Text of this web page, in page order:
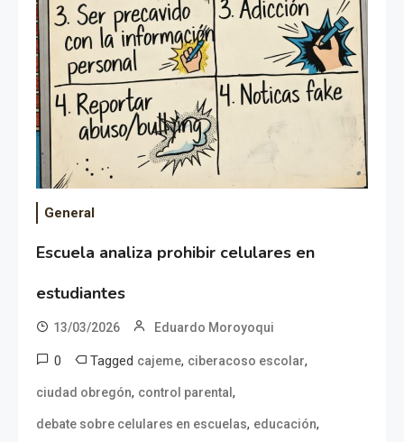
General
Escuela analiza prohibir celulares en
estudiantes
13/03/2026 Eduardo Moroyoqui
0 Tagged cajeme, ciberacoso escolar,
ciudad obregón, control parental ,
debate sobre celulares en escuelas, educación,